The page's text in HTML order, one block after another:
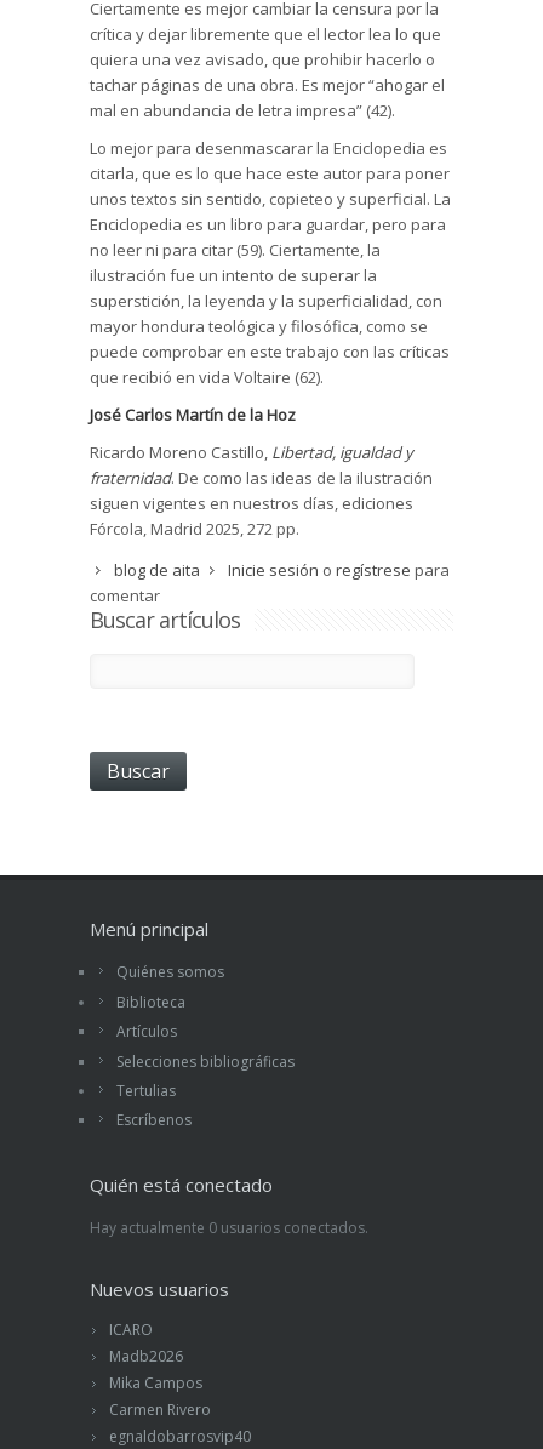
Ciertamente es mejor cambiar la censura por la
crítica y dejar libremente que el lector lea lo que
quiera una vez avisado, que prohibir hacerlo o
tachar páginas de una obra. Es mejor “ahogar el
mal en abundancia de letra impresa” (42).
Lo mejor para desenmascarar la Enciclopedia es
citarla, que es lo que hace este autor para poner
unos textos sin sentido, copieteo y superficial. La
Enciclopedia es un libro para guardar, pero para
no leer ni para citar (59). Ciertamente, la
ilustración fue un intento de superar la
superstición, la leyenda y la superficialidad, con
mayor hondura teológica y filosófica, como se
puede comprobar en este trabajo con las críticas
que recibió en vida Voltaire (62).
José Carlos Martín de la Hoz
Ricardo Moreno Castillo, Libertad, igualdad y
fraternidad. De como las ideas de la ilustración
siguen vigentes en nuestros días, ediciones
Fórcola, Madrid 2025, 272 pp.
blog de aita
Inicie sesión o regístrese para
comentar
Buscar artículos
Menú principal
Quiénes somos
Biblioteca
Artículos
Selecciones bibliográficas
Tertulias
Escríbenos
Quién está conectado
Hay actualmente 0 usuarios conectados.
Nuevos usuarios
ICARO
Madb2026
Mika Campos
Carmen Rivero
egnaldobarrosvip40